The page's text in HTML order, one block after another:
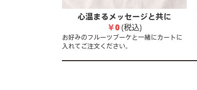
心温まるメッセージと共に
￥0(税込)
お好みのフルーツブーケと一緒にカートに
入れてご注文ください。